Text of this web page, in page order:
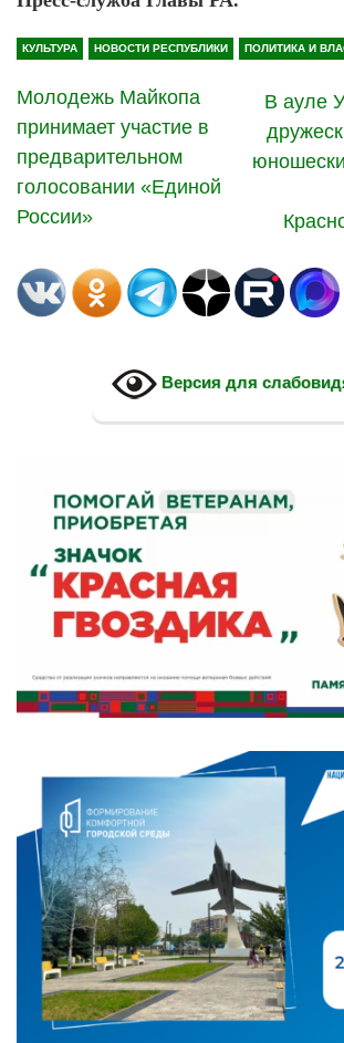
КУЛЬТУРА НОВОСТИ РЕСПУБЛИКИ ПОЛИТИКА И
Молодежь Майкопа
принимает участие в
предварительном
голосовании «Единой
России»
В ауле
Версия для